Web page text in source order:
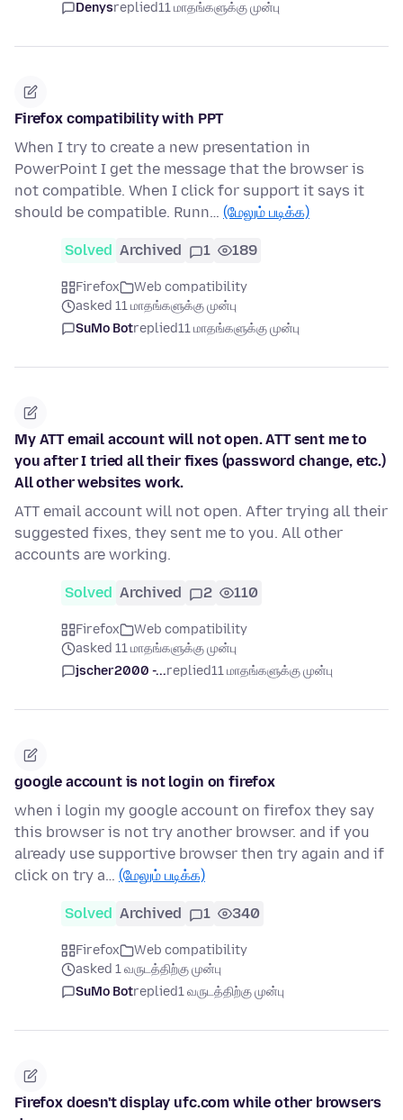
Denysreplied11 மாதங்களுக்கு முன்பு
Firefox compatibility with PPT
When I try to create a new presentation in
PowerPoint I get the message that the browser is
not compatible. When I click for support it says it
should be compatible. Runn… (மேலும் படிக்க)
Solved Archived 1 189
Firefox
Web compatibility
asked 11 மாதங்களுக்கு முன்பு
SuMo Botreplied11 மாதங்களுக்கு முன்பு
My ATT email account will not open. ATT sent me to
you after I tried all their fixes (password change, etc.)
All other websites work.
ATT email account will not open. After trying all their
suggested fixes, they sent me to you. All other
accounts are working.
Solved Archived 2 110
Firefox
Web compatibility
asked 11 மாதங்களுக்கு முன்பு
jscher2000 -...replied11 மாதங்களுக்கு முன்பு
google account is not login on firefox
when i login my google account on firefox they say
this browser is not try another browser. and if you
already use supportive browser then try again and if
click on try a… (மேலும் படிக்க)
Solved Archived 1 340
Firefox
Web compatibility
asked 1 வருடத்திற்கு முன்பு
SuMo Botreplied1 வருடத்திற்கு முன்பு
Firefox doesn't display ufc.com while other browsers